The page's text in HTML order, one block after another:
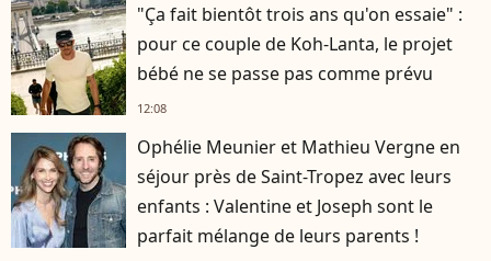
"Ça fait bientôt trois ans qu'on essaie" :
pour ce couple de Koh-Lanta, le projet
bébé ne se passe pas comme prévu
12:08
Ophélie Meunier et Mathieu Vergne en
séjour près de Saint-Tropez avec leurs
enfants : Valentine et Joseph sont le
parfait mélange de leurs parents !